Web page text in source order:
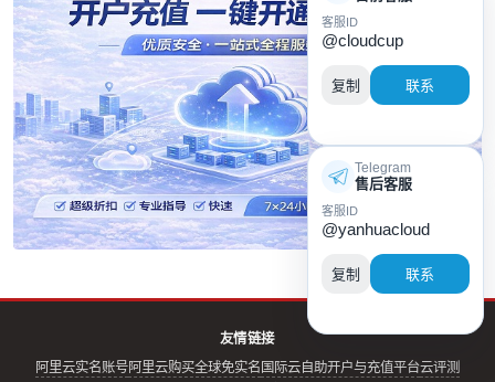
友情链接
阿里云实名账号阿里云购买全球免实名 国际云自助开户与充值平台云评测
客服ID
@cloudcup
复制 联系
Telegram
售后客服
客服ID
@yanhuacloud
复制 联系